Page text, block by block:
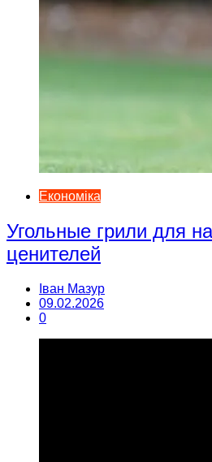
Економіка
Угольные грили для
ценителей
Іван Мазур
09.02.2026
0